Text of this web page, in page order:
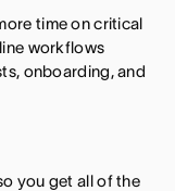
time on critical
workflows
onboarding, and
you get all of the